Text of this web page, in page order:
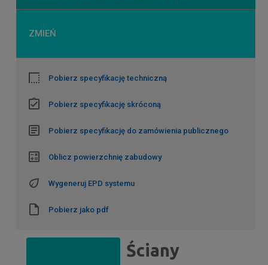
ZMIEŃ
Pobierz specyfikację techniczną
Pobierz specyfikację skróconą
Pobierz specyfikację do zamówienia publicznego
Oblicz powierzchnię zabudowy
Wygeneruj EPD systemu
Pobierz jako pdf
Ściany